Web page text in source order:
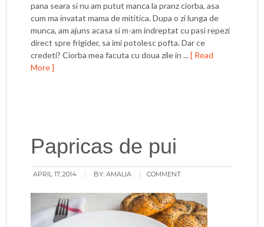
pana seara si nu am putut manca la pranz ciorba, asa
cum ma invatat mama de mititica. Dupa o zi lunga de
munca, am ajuns acasa si m-am indreptat cu pasi repezi
direct spre frigider, sa imi potolesc pofta. Dar ce
credeti? Ciorba mea facuta cu doua zile in ...[ Read
More ]
Papricas de pui
APRIL 17, 2014 BY:AMALIA COMMENT